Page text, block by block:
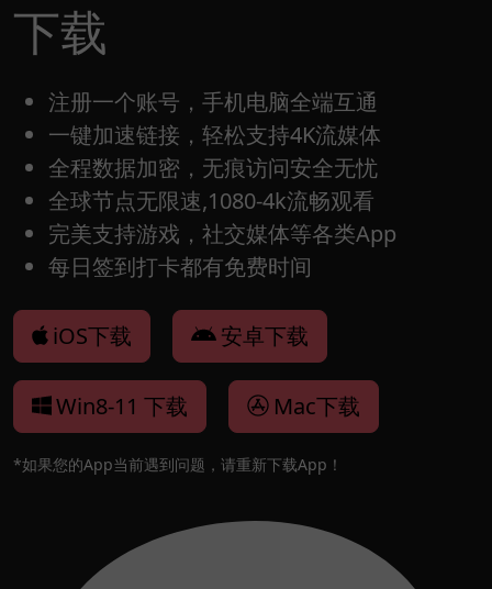
下载
注册一个账号，手机电脑全端互通
一键加速链接，轻松支持4K流媒体
全程数据加密，无痕访问安全无忧
全球节点无限速,1080-4k流畅观看
完美支持游戏，社交媒体等各类App
每日签到打卡都有免费时间
iOS下载 安卓下载
Win8-11 下载 Mac下载
*如果您的App当前遇到问题，请重新下载App！